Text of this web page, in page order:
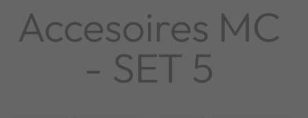
Accesoires MC
- SET 5